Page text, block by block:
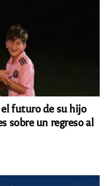
futuro de su hijo
sobre un regreso al